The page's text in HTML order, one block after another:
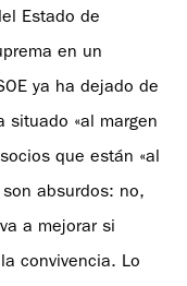
Estado de
en un
ya ha dejado de
situado «al margen
que están «al
absurdos: no,
a mejorar si
convivencia. Lo